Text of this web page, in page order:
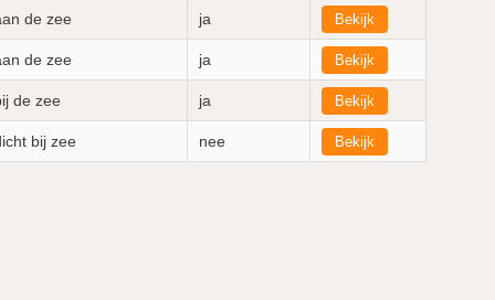
de zee ja Bekijk
de zee ja Bekijk
de zee ja Bekijk
bij zee nee Bekijk